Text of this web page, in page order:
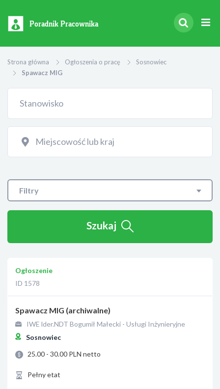
Poradnik Pracownika
Strona główna Ogłoszenia o pracę
Sosnowiec
Spawacz MIG
Filtry
Szukaj
Ogłoszenie
ID 1578
Spawacz MIG (archiwalne)
IWE lder.NDT Bogumił Małecki - Usługi Inżynieryjne
Sosnowiec
25.00 - 30.00 PLN netto
Pełny etat